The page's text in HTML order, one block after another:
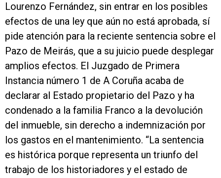
Lourenzo Fernández, sin entrar en los posibles
efectos de una ley que aún no está aprobada, sí
pide atención para la reciente sentencia sobre el
Pazo de Meirás, que a su juicio puede desplegar
amplios efectos. El Juzgado de Primera
Instancia número 1 de A Coruña acaba de
declarar al Estado propietario del Pazo y ha
condenado a la familia Franco a la devolución
del inmueble, sin derecho a indemnización por
los gastos en el mantenimiento. “La sentencia
es histórica porque representa un triunfo del
trabajo de los historiadores y el estado de